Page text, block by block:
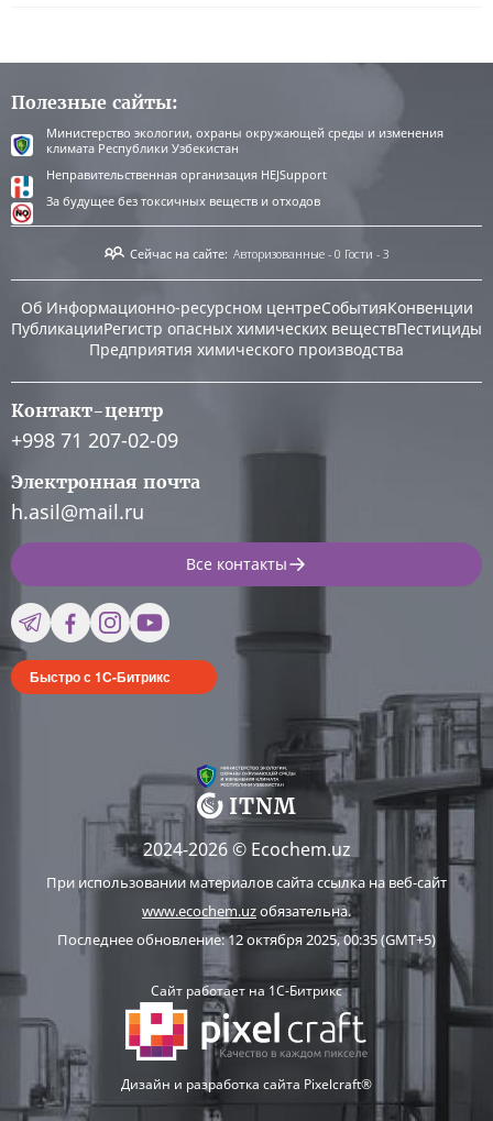
Полезные сайты:
Министерство экологии, охраны окружающей среды и изменения
климата Республики Узбекистан
Неправительственная организация HEJSupport
За будущее без токсичных веществ и отходов
Сейчас на сайте: Авторизованные - 0 Гости - 3
Об Информационно-ресурсном центреСобытияКонвенции
ПубликацииРегистр опасных химических веществПестициды
Предприятия химического производства
Контакт-центр
+998 71 207-02-09
Электронная почта
h.asil@mail.ru
Все контакты
Быстро с 1С-Битрикс
2024-2026 © Ecochem.uz
При использовании материалов сайта ссылка на веб-сайт
www.ecochem.uzобязательна.
Последнее обновление: 12 октября 2025, 00:35 (GMT+5)
Сайт работает на 1C-Битрикс
Дизайн и разработка сайта Pixelcraft®